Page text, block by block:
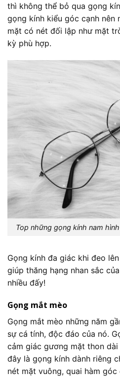
thì không thể bỏ qua gọng
gọng kính kiểu góc cạnh nên
mặt có nét đối lập như mặt
kỳ phù hợp.
Top những gọng kính nam
Gọng kính đa giác khi đeo
giúp thăng hạng nhan sắc
nhiều đấy!
Gọng mắt mèo
Gọng mắt mèo những năm
sự cá tính, độc đáo của nó.
cảm giác gương mặt thon dài
đây là gọng kính dành riêng
nét mặt vuông, quai hàm